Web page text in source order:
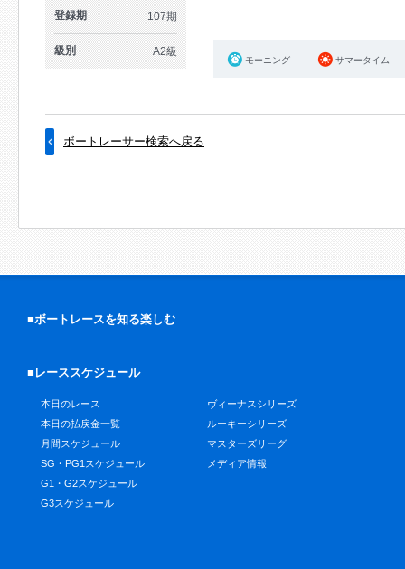
登録期 107期
級別 A2級
モーニング サマータイム
ボートレーサー検索へ戻る
■ボートレースを知る楽しむ
■レーススケジュール
本日のレース
本日の払戻金一覧
月間スケジュール
SG・PG1スケジュール
G1・G2スケジュール
G3スケジュール
ヴィーナスシリーズ
ルーキーシリーズ
マスターズリーグ
メディア情報